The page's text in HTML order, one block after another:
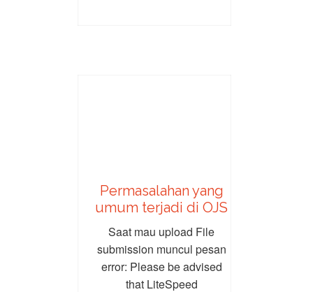
Permasalahan yang
umum terjadi di OJS
Saat mau upload File
submission muncul pesan
error: Please be advised
that LiteSpeed